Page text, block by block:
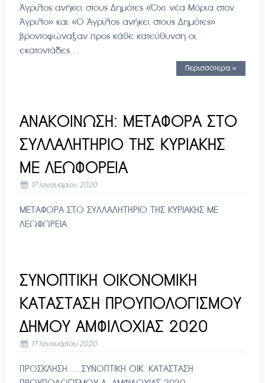
Άγριλος ανήκει στους Δημότες «Όχι νέα Μόρια στον
Άγριλο» και «Ο Άγριλος ανήκει στους Δημότες»
βροντοφώναξαν προς κάθε κατεύθυνση οι
εκατοντάδες…
Περισσότερα »
ΑΝΑΚΟΙΝΩΣΗ: ΜΕΤΑΦΟΡΑ ΣΤΟ
ΣΥΛΛΑΛΗΤΗΡΙΟ ΤΗΣ ΚΥΡΙΑΚΗΣ
ΜΕ ΛΕΩΦΟΡΕΙΑ
17 Ιανουαρίου 2020
ΜΕΤΑΦΟΡΑ ΣΤΟ ΣΥΛΛΑΛΗΤΗΡΙΟ ΤΗΣ ΚΥΡΙΑΚΗΣ ΜΕ
ΛΕΩΦΩΡΕΙΑ
ΣΥΝΟΠΤΙΚΗ ΟΙΚΟΝΟΜΙΚΗ
ΚΑΤΑΣΤΑΣΗ ΠΡΟΥΠΟΛΟΓΙΣΜΟΥ
ΔΗΜΟΥ ΑΜΦΙΛΟΧΙΑΣ 2020
17 Ιανουαρίου 2020
ΠΡΟΣΚΛΗΣΗ…..ΣΥΝΟΠΤΙΚΗ ΟΙΚ. ΚΑΤΑΣΤΑΣΗ